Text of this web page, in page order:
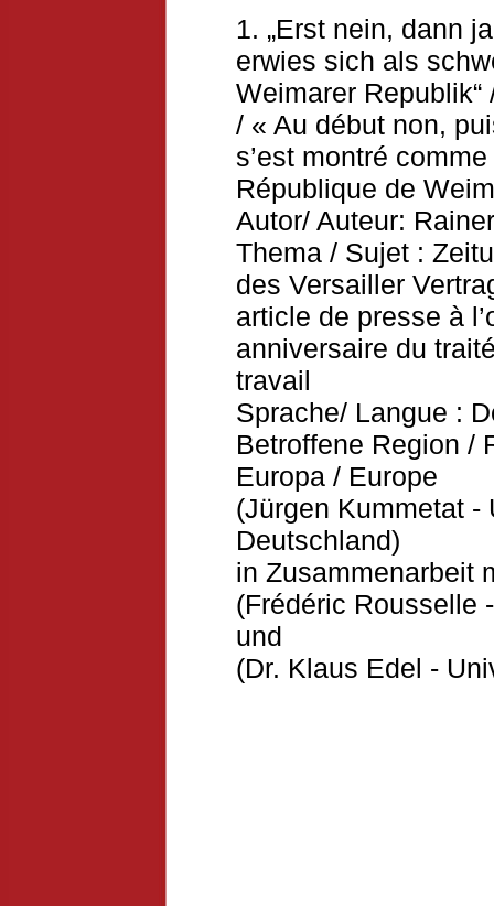
1. „Erst nein, dann
erwies sich als
Weimarer Republik“
/ « Au début non,
s’est montré
République de
Autor/ Auteur:
Thema / Sujet :
des Versailler
article de presse à
anniversaire du
travail
Sprache/ Langue :
Betroffene Region /
Europa / Europe
(Jürgen Kummetat -
Deutschland)
in Zusammenarbeit
(Frédéric Rousselle
und
(Dr. Klaus Edel -